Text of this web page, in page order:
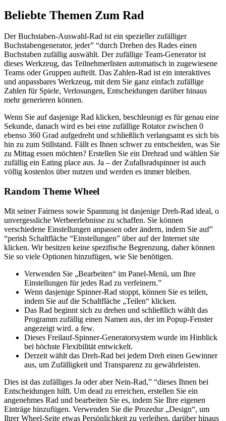
Beliebte Themen Zum Rad
Der Buchstaben-Auswahl-Rad ist ein spezieller zufälliger
Buchstabengenerator, jeder” “durch Drehen des Rades einen
Buchstaben zufällig auswählt. Der zufällige Team-Generator ist
dieses Werkzeug, das Teilnehmerlisten automatisch in zugewiesene
Teams oder Gruppen aufteilt. Das Zahlen-Rad ist ein interaktives
und anpassbares Werkzeug, mit dem Sie ganz einfach zufällige
Zahlen für Spiele, Verlosungen, Entscheidungen darüber hinaus
mehr generieren können.
Wenn Sie auf dasjenige Rad klicken, beschleunigt es für genau eine
Sekunde, danach wird es bei eine zufällige Rotator zwischen 0
ebenso 360 Grad aufgedreht und schließlich verlangsamt es sich bis
hin zu zum Stillstand. Fällt es Ihnen schwer zu entscheiden, was Sie
zu Mittag essen möchten? Erstellen Sie ein Drehrad und wählen Sie
zufällig ein Eating place aus. Ja – der Zufallsradspinner ist auch
völlig kostenlos über nutzen und werden es immer bleiben.
Random Theme Wheel
Mit seiner Fairness sowie Spannung ist dasjenige Dreh-Rad ideal, o
unvergessliche Werbeerlebnisse zu schaffen. Sie können
verschiedene Einstellungen anpassen oder ändern, indem Sie auf”
“perish Schaltfläche “Einstellungen” über auf der Internet site
klicken. Wir besitzen keine spezifische Begrenzung, daher können
Sie so viele Optionen hinzufügen, wie Sie benötigen.
Verwenden Sie „Bearbeiten“ im Panel-Menü, um Ihre
Einstellungen für jedes Rad zu verfeinern.”
Wenn dasjenige Spinner-Rad stoppt, können Sie es teilen,
indem Sie auf die Schaltfläche „Teilen“ klicken.
Das Rad beginnt sich zu drehen und schließlich wählt das
Programm zufällig einen Namen aus, der im Popup-Fenster
angezeigt wird. a few.
Dieses Freilauf-Spinner-Generatorsystem wurde im Hinblick
bei höchste Flexibilität entwickelt.
Derzeit wählt das Dreh-Rad bei jedem Dreh einen Gewinner
aus, um Zufälligkeit und Transparenz zu gewährleisten.
Dies ist das zufälliges Ja oder aber Nein-Rad,” “dieses Ihnen bei
Entscheidungen hilft. Um dead zu erreichen, erstellen Sie ein
angenehmes Rad und bearbeiten Sie es, indem Sie Ihre eigenen
Einträge hinzufügen. Verwenden Sie die Prozedur „Design“, um
Ihrer Wheel-Seite etwas Persönlichkeit zu verleihen, darüber hinaus